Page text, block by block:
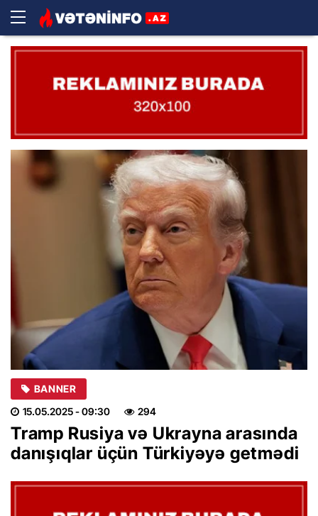
BANNER
15.05.2025- 09:30 294
Tramp Rusiya və Ukrayna arasında
danışıqlar üçün Türkiyəyə getmədi